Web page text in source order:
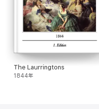
The Laurringtons
1844年